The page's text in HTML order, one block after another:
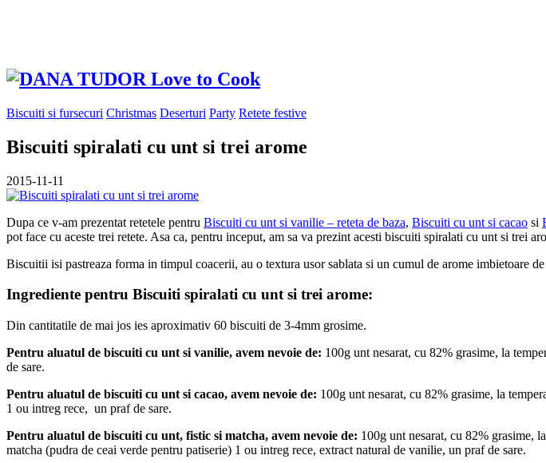
Biscuiti si fursecuri Christmas Deserturi Party Retete festive
Biscuiti spiralati cu unt si trei arome
2015-11-11
Dupa ce v-am prezentat retetele pentru Biscuiti cu unt si vanilie – reteta de baza, Biscuiti cu unt si cacao si
pot face cu aceste trei retete. Asa ca, pentru inceput, am sa va prezint acesti biscuiti spiralati cu unt si trei
Biscuitii isi pastreaza forma in timpul coacerii, au o textura usor sablata si un cumul de arome imbietoare
Ingrediente pentru Biscuiti spiralati cu unt si trei arome:
Din cantitatile de mai jos ies aproximativ 60 biscuiti de 3-4mm grosime.
Pentru aluatul de biscuiti cu unt si vanilie, avem nevoie de: 100g unt nesarat, cu 82% grasime, la
de sare.
Pentru aluatul de biscuiti cu unt si cacao, avem nevoie de: 100g unt nesarat, cu 82% grasime, la
1 ou intreg rece, un praf de sare.
Pentru aluatul de biscuiti cu unt, fistic si matcha, avem nevoie de: 100g unt nesarat, cu 82% grasime,
matcha (pudra de ceai verde pentru patiserie) 1 ou intreg rece, extract natural de vanilie, un praf de sare.